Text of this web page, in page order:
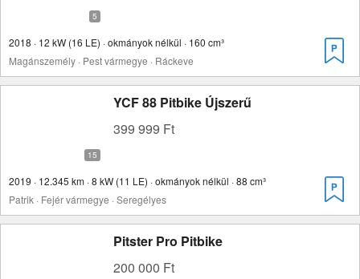
2018 · 12 kW (16 LE) · okmányok nélkül · 160 cm³
Magánszemély · Pest vármegye · Ráckeve
YCF 88 Pitbike Újszerű
399 999 Ft
2019 · 12.345 km · 8 kW (11 LE) · okmányok nélkül · 88 cm³
Patrik · Fejér vármegye · Seregélyes
Pitster Pro Pitbike
200 000 Ft